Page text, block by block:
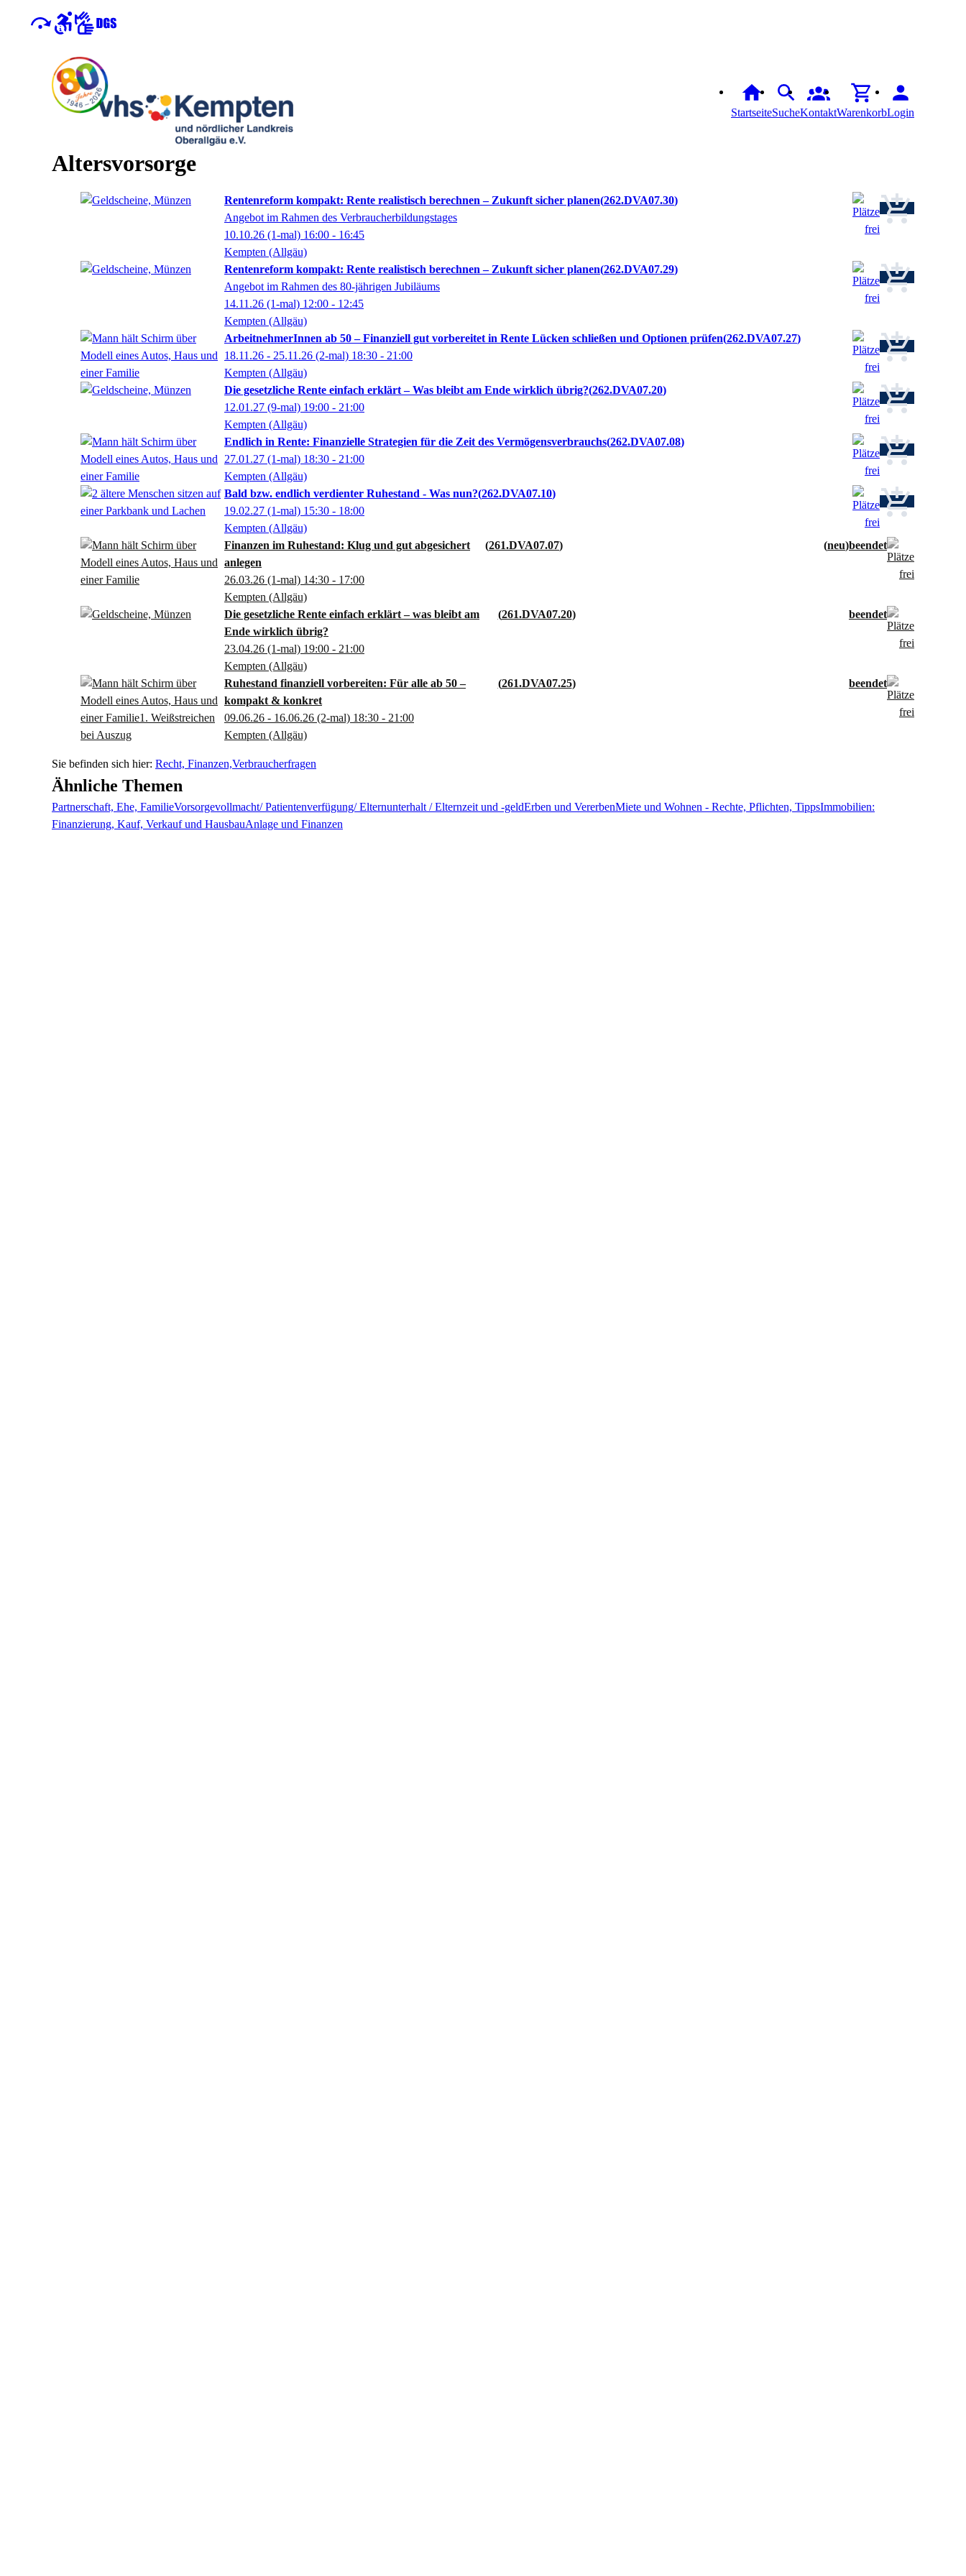
StartseiteSucheKontaktWarenkorbLogin
Altersvorsorge
Finanzen im Ruhestand: Klug und gut abgesichert
anlegen
261.DVA07.07 neu
26.03.26 (1-mal) 14:30 - 17:00
Kempten (Allgäu)
Die gesetzliche Rente einfach erklärt – was bleibt am
Ende wirklich übrig?
261.DVA07.20
23.04.26 (1-mal) 19:00 - 21:00
Kempten (Allgäu)
Ruhestand finanziell vorbereiten: Für alle ab 50 –
kompakt & konkret
261.DVA07.25
09.06.26 - 16.06.26 (2-mal) 18:30 - 21:00
Kempten (Allgäu)
Rentenreform kompakt: Rente realistisch berechnen – Zukunft sicher planen 262.DVA07.30
Angebot im Rahmen des Verbraucherbildungstages
10.10.26 (1-mal) 16:00 - 16:45
Kempten (Allgäu)
Rentenreform kompakt: Rente realistisch berechnen – Zukunft sicher planen 262.DVA07.29
Angebot im Rahmen des 80-jährigen Jubiläums
14.11.26 (1-mal) 12:00 - 12:45
Kempten (Allgäu)
ArbeitnehmerInnen ab 50 – Finanziell gut vorbereitet in Rente Lücken schließen und Optionen prüfen 262.DVA07.27
18.11.26 - 25.11.26 (2-mal) 18:30 - 21:00
Kempten (Allgäu)
Die gesetzliche Rente einfach erklärt – Was bleibt am Ende wirklich übrig? 262.DVA07.20
12.01.27 (9-mal) 19:00 - 21:00
Kempten (Allgäu)
Endlich in Rente: Finanzielle Strategien für die Zeit des Vermögensverbrauchs 262.DVA07.08
27.01.27 (1-mal) 18:30 - 21:00
Kempten (Allgäu)
Bald bzw. endlich verdienter Ruhestand - Was nun? 262.DVA07.10
19.02.27 (1-mal) 15:30 - 18:00
Kempten (Allgäu)
Recht, Finanzen,Verbraucherfragen
Ähnliche Themen
Partnerschaft, Ehe, FamilieVorsorgevollmacht/ Patientenverfügung/ Elternunterhalt / Elternzeit und -geldErben und VererbenMiete und Wohnen - Rechte, Pflichten, TippsImmobilien:
Finanzierung, Kauf, Verkauf und HausbauAnlage und Finanzen